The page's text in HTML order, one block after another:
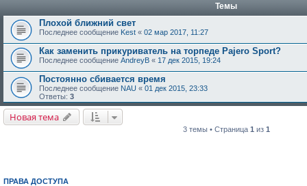
Темы
Плохой ближний свет
Последнее сообщение Kest « 02 мар 2017, 11:27
Как заменить прикуриватель на торпеде Pajero Sport?
Последнее сообщение AndreyB « 17 дек 2015, 19:24
Постоянно сбивается время
Последнее сообщение NAU « 01 дек 2015, 23:33
Ответы: 3
Новая тема
3 темы • Страница 1 из 1
ПРАВА ДОСТУПА